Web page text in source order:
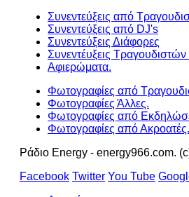
Συνεντεύξεις από
Συνεντεύξεις από DJ's
Συνεντεύξεις Διάφορες
Συνεντέυξεις
Αφιερώματα.
Φωτογραφίες από
Φωτογραφίες Άλλες.
Φωτογραφίες από
Φωτογραφίες από Ακροατές.
Ράδιο Energy - energy966.com.
Facebook Twitter You Tube